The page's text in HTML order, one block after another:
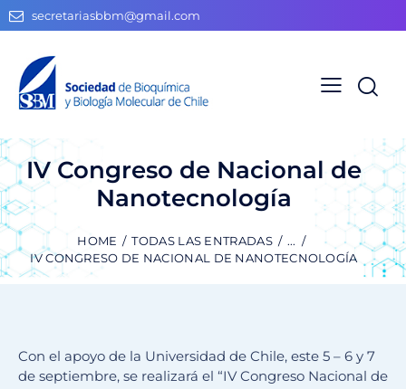
secretariasbbm@gmail.com
​​IV Congreso de Nacional de
Nanotecnología
HOME TODAS LAS ENTRADAS
...
​​IV CONGRESO DE NACIONAL DE NANOTECNOLOGÍA
Con el apoyo de la Universidad de Chile, este 5 – 6 y 7
de septiembre, se realizará el “IV Congreso Nacional de